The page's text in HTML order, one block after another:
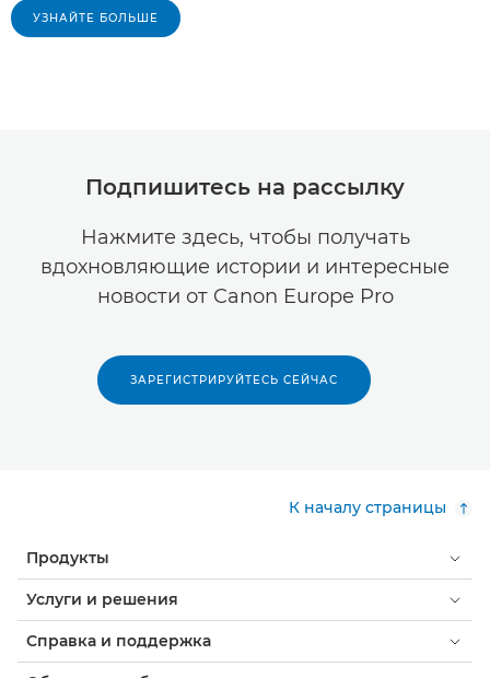
УЗНАЙТЕ БОЛЬШЕ
Подпишитесь на рассылку
Нажмите здесь, чтобы получать
вдохновляющие истории и интересные
новости от Canon Europe Pro
ЗАРЕГИСТРИРУЙТЕСЬ СЕЙЧАС
К началу страницы
Продукты
Услуги и решения
Справка и поддержка